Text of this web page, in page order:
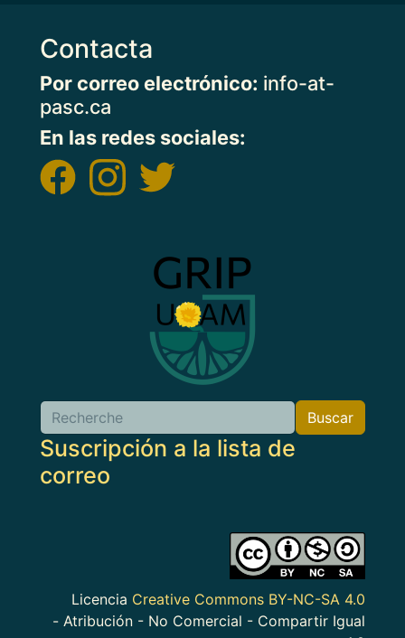
Contacta
Por correo electrónico: info-at-
pasc.ca
En las redes sociales:
Buscar Buscar
Suscripción a la lista de
correo
Licencia Creative Commons BY-NC-SA 4.0
- Atribución - No Comercial - Compartir Igual